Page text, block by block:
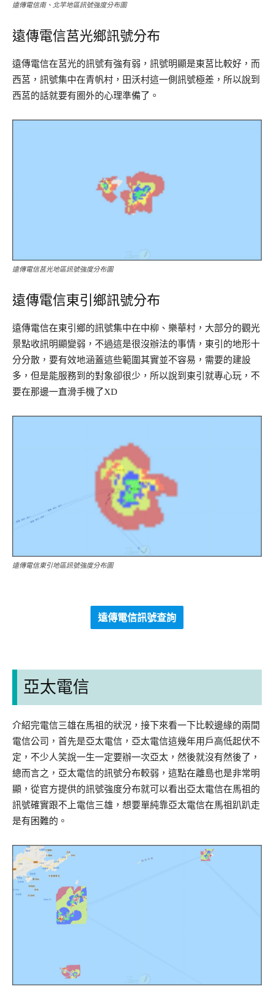
遠傳電信南、北竿地區訊號強度分布圖
遠傳電信莒光鄉訊號分布
遠傳電信在莒光的訊號有強有弱，訊號明顯是東莒比較好，而
西莒，訊號集中在青帆村，田沃村這一側訊號極差，所以說到
西莒的話就要有圈外的心理準備了。
遠傳電信莒光地區訊號強度分布圖
遠傳電信東引鄉訊號分布
遠傳電信在東引鄉的訊號集中在中柳、樂華村，大部分的觀光
景點收訊明顯變弱，不過這是很沒辦法的事情，東引的地形十
分分散，要有效地涵蓋這些範圍其實並不容易，需要的建設
多，但是能服務到的對象卻很少，所以說到東引就專心玩，不
要在那邊一直滑手機了XD
遠傳電信東引地區訊號強度分布圖
遠傳電信訊號查詢
亞太電信
介紹完電信三雄在馬祖的狀況，接下來看一下比較邊緣的兩間
電信公司，首先是亞太電信，亞太電信這幾年用戶高低起伏不
定，不少人笑說一生一定要辦一次亞太，然後就沒有然後了，
總而言之，亞太電信的訊號分布較弱，這點在離島也是非常明
顯，從官方提供的訊號強度分布就可以看出亞太電信在馬祖的
訊號確實跟不上電信三雄，想要單純靠亞太電信在馬祖趴趴走
是有困難的。